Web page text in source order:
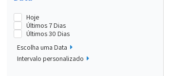
Hoje
Últimos 7 Dias
Últimos 30 Dias
Escolha uma Data
Intervalo personalizado